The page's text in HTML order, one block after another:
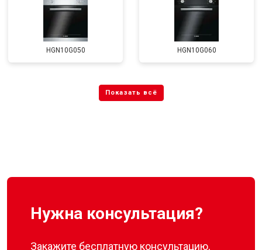
HGN10G050 HGN10G060
Нужна консультация?
Закажите бесплатную консультацию,